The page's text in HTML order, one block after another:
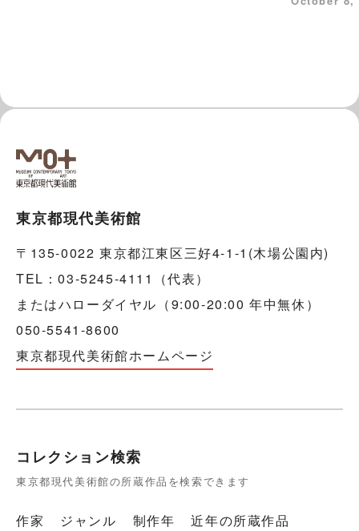
東京都現代美術館
〒135-0022 東京都江東区三好4-1-1(木場公園内)
TEL：03-5245-4111（代表）
またはハローダイヤル（9:00-20:00 年中無休）
050-5541-8600
東京都現代美術館ホームページ
コレクション検索
東京都現代美術館の所蔵作品を検索できます
作家 ジャンル 制作年 近年の所蔵作品